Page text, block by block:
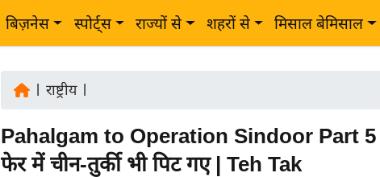
बिज़नेस स्पोर्ट्स राज्यों से शहरों से मिसाल बेमिसाल
राष्ट्रीय|
Pahalgam to Operation Sindoor Part 5 |
फेर में चीन-तुर्की भी पिट गए | Teh Tak